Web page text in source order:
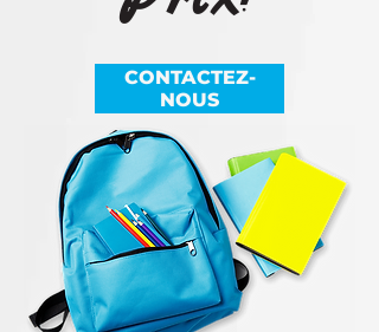
CONTACTEZ-
NOUS